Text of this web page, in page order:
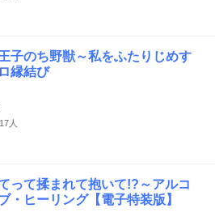
子のち野獣～私をふたりじめす
縁結び
人
って揉まれて抱いて!?～アルコ
・ヒーリング【電子特装版】